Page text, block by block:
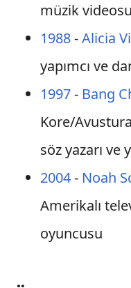
müzik
1988-Alicia
yapımcı ve
1997- Bang
Kore/
söz yazarı ve
2004- Noah
Amerikalı
oyuncusu